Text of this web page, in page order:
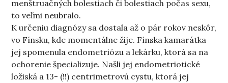
menštruačných bolestiach či bolestiach počas sexu,
to veľmi neubralo.
K určeniu diagnózy sa dostala až o pár rokov neskôr,
vo Fínsku, kde momentálne žije. Fínska kamarátka
jej spomenula endometriózu a lekárku, ktorá sa na
ochorenie špecializuje. Našli jej endometriotické
ložiská a 13- (!!) centrimetrovú cystu, ktorá jej